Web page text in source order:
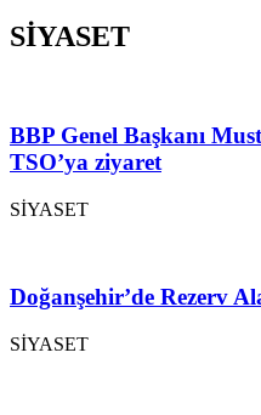
SİYASET
BBP Genel Başkanı
TSO’ya ziyaret
SİYASET
Doğanşehir’de Rezerv
SİYASET